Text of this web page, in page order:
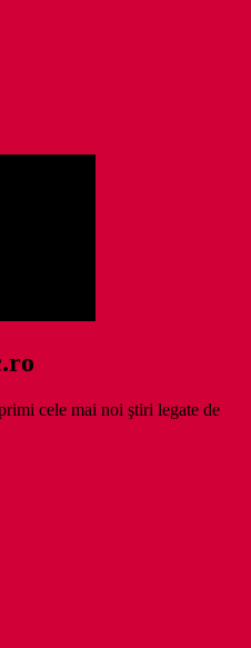
cele mai noi ştiri legate de